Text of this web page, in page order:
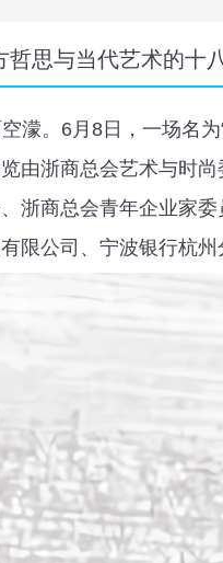
哲思与当代艺术的十
濛。6月8日，一场名
由浙商总会艺术与时
浙商总会青年企业家
限公司、宁波银行杭州